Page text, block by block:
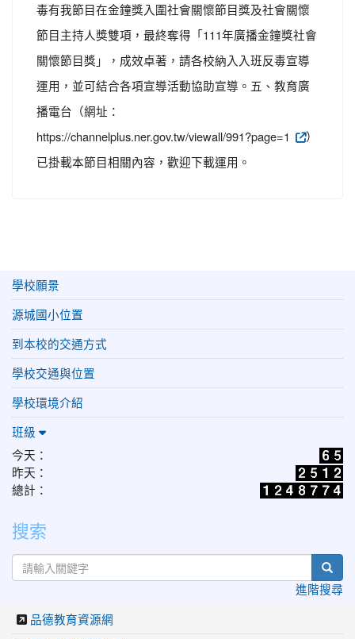
毒有我節目在金鐘獎入圍社會關懷節目獎及社會關懷
節目主持人獎雙項，最終奪得「111年廣播金鐘獎社會
關懷節目獎」，成效卓著，請各校納入入班反毒宣導
運用，並可結合各項宣導活動協助宣導。五、教育廣
播電台（網址：
https://channelplus.ner.gov.tw/viewall/991?page=1
）
已掛載本節目相關內容，歡迎下載運用。
學校願景
源城國小位置
到本校的交通方式
學校交通與位置
學校環境介紹
班級
今天：
昨天：
總計：
搜索
進階搜尋
品德教育資源網